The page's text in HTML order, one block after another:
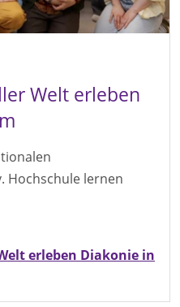
Welt erleben
Hochschule lernen
erleben Diakonie in